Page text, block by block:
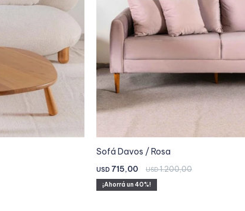
Sofá Davos / Rosa
USD 715,00 USD1.200,00
40